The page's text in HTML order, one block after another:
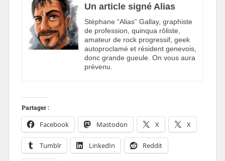
Un article signé Alias
Stéphane “Alias” Gallay, graphiste
de profession, quinqua rôliste,
amateur de rock progressif, geek
autoproclamé et résident genevois,
donc grande gueule. On vous aura
prévenu.
Partager :
Facebook Mastodon X X
Tumblr LinkedIn Reddit